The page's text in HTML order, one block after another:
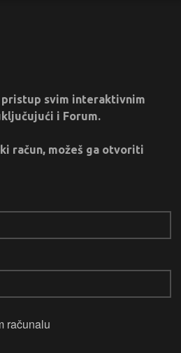
pristup svim interaktivnim
i Forum.
račun, možeš ga otvoriti
računalu